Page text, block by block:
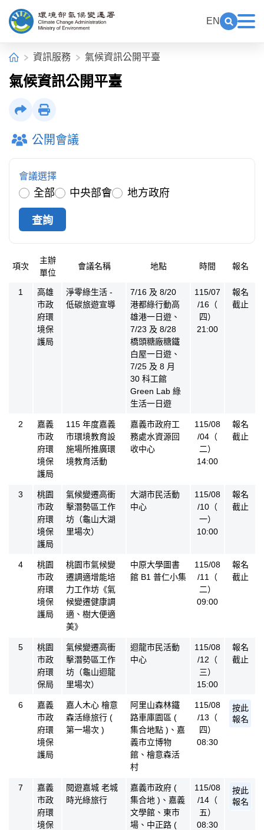
EN
首頁資訊服務 氣候資訊公開平臺
氣候資訊公開平臺
公開會議
會議選擇
全部 中央部會 地方政府
氣候法公眾參與會議公告
項次
主辦
單位
會議名稱 地點 時間 報名
1
高雄
市政
府環
境保
護局
淨零綠生活 -
低碳旅遊宣導
7/16 及 8/20
港都綠行動高
雄港一日遊、
7/23 及 8/28
橋頭糖廠糖鐵
白屋一日遊、
7/25 及 8 月
30 科工館
Green Lab 綠
生活一日遊
115/07
/16（
四）
21:00
報名
截止
2
嘉義
市政
府環
境保
護局
115 年度嘉義
市環境教育設
施場所推廣環
境教育活動
嘉義市政府工
務處水資源回
收中心
115/08
/04（
二）
14:00
報名
截止
3
桃園
市政
府環
境保
護局
氣候變遷高衝
擊潛勢區工作
坊（龜山大湖
里場次）
大湖市民活動
中心
115/08
/10（
一）
10:00
報名
截止
4
桃園
市政
府環
境保
護局
桃園市氣候變
遷調適增能培
力工作坊《氣
候變遷健康調
適、樹大便適
美》
中原大學圖書
館 B1 普仁小集
115/08
/11（
二）
09:00
報名
截止
5
桃園
市政
府環
保局
氣候變遷高衝
擊潛勢區工作
坊（龜山迴龍
里場次）
迴龍市民活動
中心
115/08
/12（
三）
15:00
報名
截止
6
嘉義
市政
府環
境保
護局
嘉人木心 檜意
森活綠旅行 (
第一場次 )
阿里山森林鐵
路車庫園區 (
集合地點 )、嘉
義市立博物
館、檜意森活
村
115/08
/13（
四）
08:30
按此
報名
7
嘉義
市政
府環
境保
閱遊嘉城 老城
時光綠旅行
嘉義市政府 (
集合地 )、嘉義
文學館、東市
場、中正路 (
115/08
/14（
五）
08:30
按此
報名